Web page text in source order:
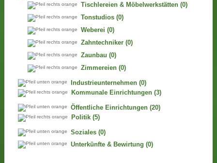
Tischlereien & Möbelwerkstätten (0)
Tonstudios (0)
Weberei (0)
Zahntechniker (0)
Zaunbau (0)
Zimmereien (0)
Industrieunternehmen (0)
Kommunale Einrichtungen (3)
Öffentliche Einrichtungen (20)
Politik (5)
Soziales (0)
Unterkünfte & Bewirtung (0)